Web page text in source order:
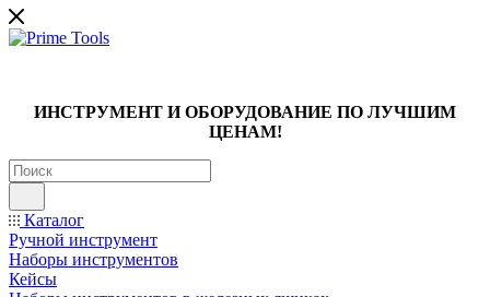
ИНСТРУМЕНТ И ОБОРУДОВАНИЕ ПО ЛУЧШИМ
ЦЕНАМ!
Каталог
Ручной инструмент
Наборы инструментов
Кейсы